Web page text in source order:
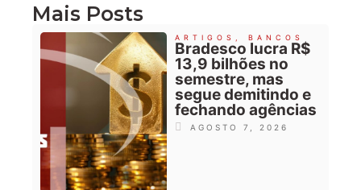
Mais Posts
ARTIGOS BANCOS
Bradesco lucra R$
13,9 bilhões no
semestre, mas
segue demitindo e
fechando agências
AGOSTO 7, 2026